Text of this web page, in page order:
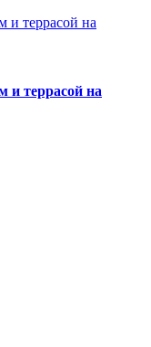
и террасой на